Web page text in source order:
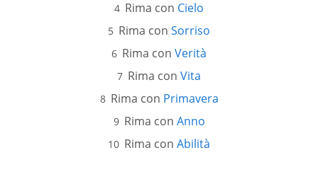
Rima con Cielo
Rima con Sorriso
Rima con Verità
Rima con Vita
Rima con Primavera
Rima con Anno
Rima con Abilità